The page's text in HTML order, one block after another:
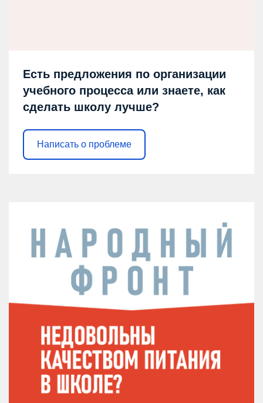
Есть предложения по организации
учебного процесса или знаете, как
сделать школу лучше?
Написать о проблеме